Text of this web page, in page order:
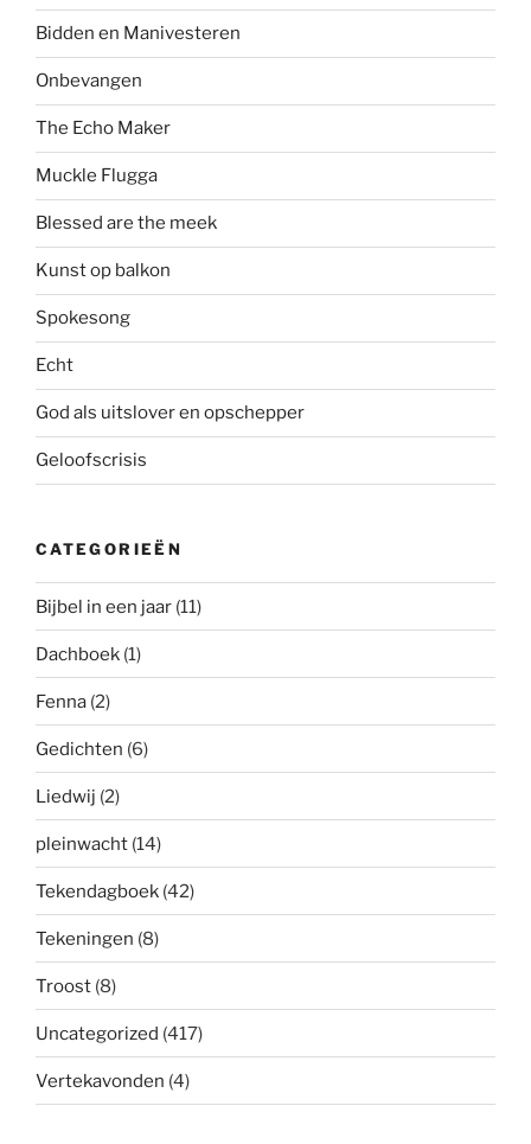
Bidden en Manivesteren
Onbevangen
The Echo Maker
Muckle Flugga
Blessed are the meek
Kunst op balkon
Spokesong
Echt
God als uitslover en opschepper
Geloofscrisis
CATEGORIEËN
Bijbel in een jaar (11)
Dachboek (1)
Fenna (2)
Gedichten (6)
Liedwij (2)
pleinwacht (14)
Tekendagboek (42)
Tekeningen (8)
Troost (8)
Uncategorized (417)
Vertekavonden (4)